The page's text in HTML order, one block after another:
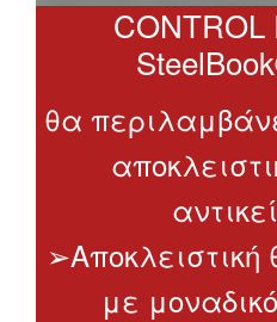
CONTROL
θα
➢Αποκλειστική
με